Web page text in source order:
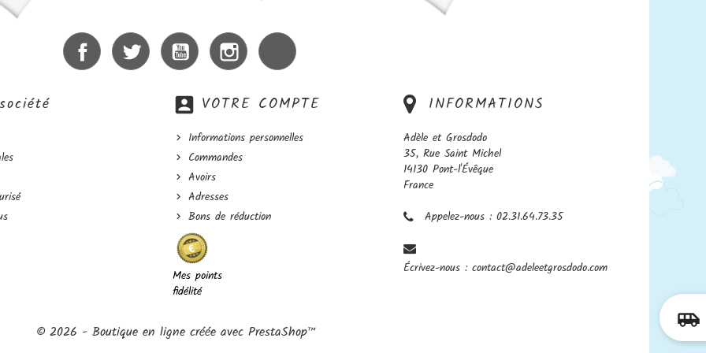
Facebook Twitter YouTube Instagram
account_box VOTRE COMPTE
Informations personnelles
Commandes
Avoirs
Adresses
Bons de réduction
Mes points
fidélité
INFORMATIONS
Adèle et Grosdodo
35, Rue Saint Michel
14130 Pont-l'Évêque
France
Appelez-nous : 02.31.64.73.35
Écrivez-nous : contact@adeleetgrosdodo.com
© 2026 - Boutique en ligne créée avec PrestaShop™
airport_shuttle